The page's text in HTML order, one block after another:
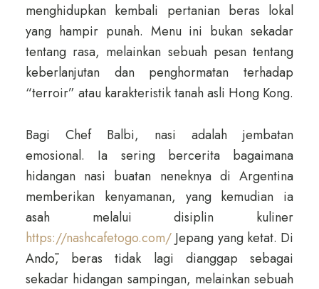
menghidupkan kembali pertanian beras lokal
yang hampir punah. Menu ini bukan sekadar
tentang rasa, melainkan sebuah pesan tentang
keberlanjutan dan penghormatan terhadap
“terroir” atau karakteristik tanah asli Hong Kong.
Bagi Chef Balbi, nasi adalah jembatan
emosional. Ia sering bercerita bagaimana
hidangan nasi buatan neneknya di Argentina
memberikan kenyamanan, yang kemudian ia
asah melalui disiplin kuliner
https://nashcafetogo.com/Jepang yang ketat. Di
Andō, beras tidak lagi dianggap sebagai
sekadar hidangan sampingan, melainkan sebuah